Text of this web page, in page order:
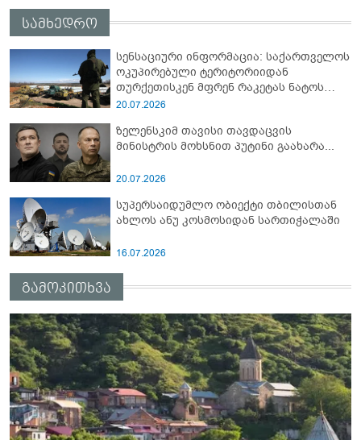
სამხედრო
სენსაციური ინფორმაცია: საქართველოს
ოკუპირებული ტერიტორიიდან
თურქეთისკენ მფრენ რაკეტას ნატოს
სამიტი კინაღამ ჩაუშლია
20.07.2026
ზელენსკიმ თავისი თავდაცვის
მინისტრის მოხსნით პუტინი გაახარა...
20.07.2026
სუპერსაიდუმლო ობიექტი თბილისთან
ახლოს ანუ კოსმოსიდან სართიჭალაში
16.07.2026
გამოკითხვა